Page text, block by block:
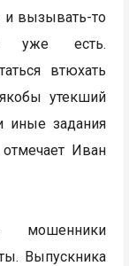
и вызывать-то
уже есть.
втюхать
утекший
иные задания
Иван
мошенники
Выпускника